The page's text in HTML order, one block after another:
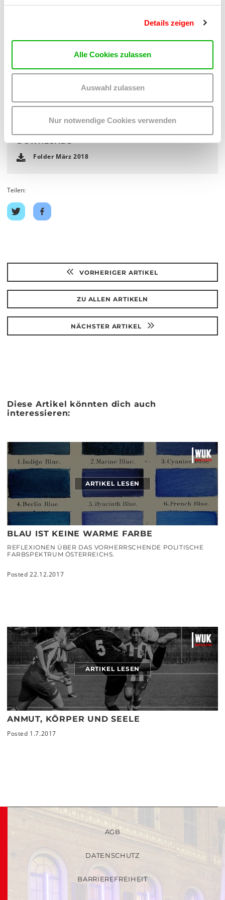
Details zeigen
Alle Cookies zulassen
Auswahl zulassen
Nur notwendige Cookies verwenden
„Wenn Menschen Diskriminierungen und Bedrohungen
Lena Jäger,
Magazin
Brigitte Theißl lebt als freie Journalistin und feministische
Erwachsenenbildnerin in Wien. Sie bloggt unter
www.denkwerkstattblog.net.
DOWNLOADS
Folder März 2018
Teilen:
Auf
Twitter
Auf
Facebook
VORHERIGER ARTIKEL
ZU ALLEN ARTIKELN
NÄCHSTER ARTIKEL
Diese Artikel könnten dich auch
interessieren:
ARTIKEL LESEN
BLAU IST KEINE WARME FARBE
REFLEXIONEN ÜBER DAS VORHERRSCHENDE POLITISCHE
FARBSPEKTRUM ÖSTERREICHS.
Posted 22.12.2017
ARTIKEL LESEN
ANMUT, KÖRPER UND SEELE
Posted 1.7.2017
AGB
DATENSCHUTZ
BARRIEREFREIHEIT